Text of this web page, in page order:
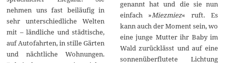
nehmen uns fast beiläufig in
sehr unterschiedliche Welten
mit – ländliche und städtische,
auf Autofahrten, in stille Gärten
und nächtliche Wohnungen.
genannt hat und die sie nun
einfach »Miezmiez« ruft. Es
kann auch der Moment sein, wo
eine junge Mutter ihr Baby im
Wald zurücklässt und auf eine
sonnenüberflutete Lichtung